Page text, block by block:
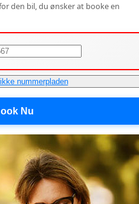
den bil, du ønsker at booke en
nummerpladen
Nu